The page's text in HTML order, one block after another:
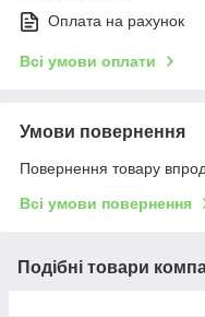
Оплата на рахунок
Всі умови оплати
Умови повернення
Повернення товару
Всі умови повернення
Подібні товари